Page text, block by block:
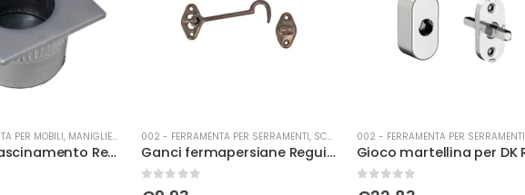
PER MOBILI, MANIGLIERIA
Ditale di trascinamento Reguitti quadrato c/molla cromosat.
002 - FERRAMENTA PER SERRAMENTI, SCURETTI
Ganci fermapersiane Reguitti 120mm brz
Su 5
002 - FERRAMENTA PER SERRAMENTI